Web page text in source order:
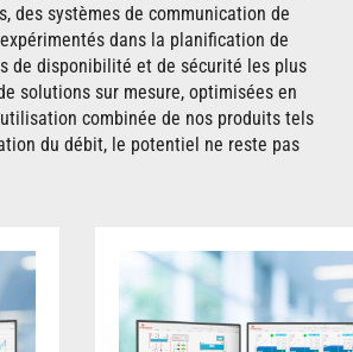
des systèmes de communication de
dans la planification de
de disponibilité et de sécurité les plus
solutions sur mesure, optimisées en
combinée de nos produits tels
du débit, le potentiel ne reste pas